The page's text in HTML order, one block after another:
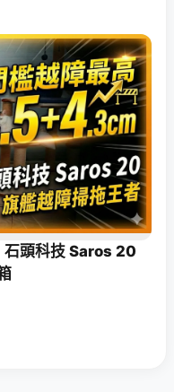
頭科技 Saros 20